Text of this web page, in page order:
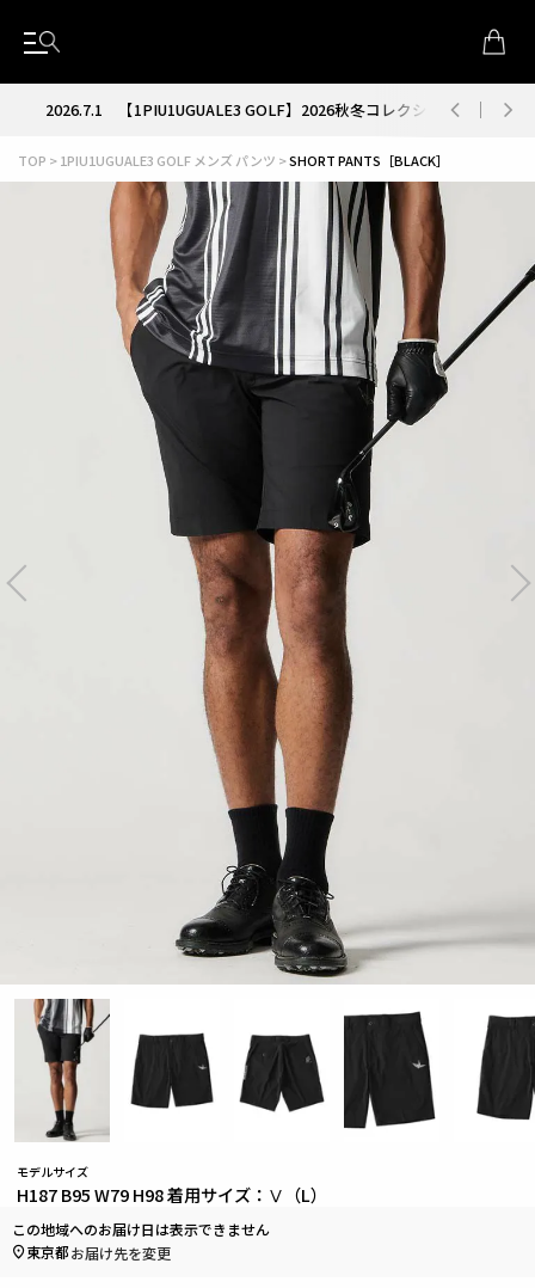
2026.7.1 【1PIU1UGUALE3 GOLF】2026秋冬コレクション解禁
TOP 1PIU1UGUALE3 GOLF メンズ パンツ SHORT PANTS［BLACK］
モデルサイズ
H187 B95 W79 H98 着用サイズ：Ⅴ（L）
この地域へのお届け日は表示できません
東京都お届け先を変更